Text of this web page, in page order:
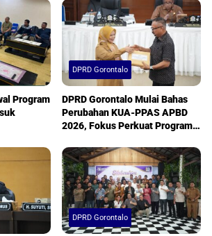
Program
DPRD Gorontalo
DPRD Gorontalo Mulai Bahas
Perubahan KUA-PPAS APBD
2026, Fokus Perkuat Program
DPRD Gorontalo